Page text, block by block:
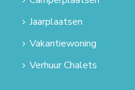
Jaarplaatsen
Vakantiewoning
Verhuur Chalets